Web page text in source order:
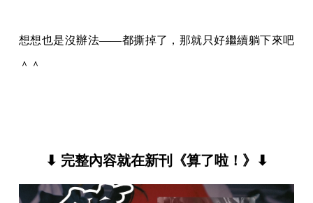
想想也是沒辦法——都撕掉了，那就只好繼續躺下來吧
＾＾
⬇ 完整內容就在新刊《算了啦！》⬇